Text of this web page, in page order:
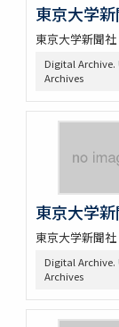
東京大学新
東京大学新聞社
Digital Archive.
Archives
東京大学新
東京大学新聞社
Digital Archive.
Archives